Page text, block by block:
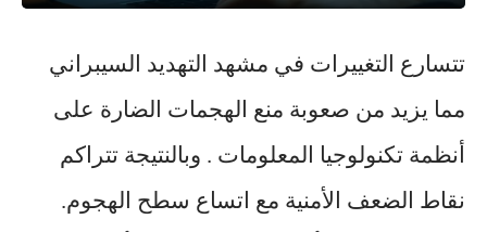
تتسارع التغييرات في مشهد التهديد السيبراني
مما يزيد من صعوبة منع الهجمات الضارة على
أنظمة تكنولوجيا المعلومات . وبالنتيجة تتراكم
نقاط الضعف الأمنية مع اتساع سطح الهجوم.